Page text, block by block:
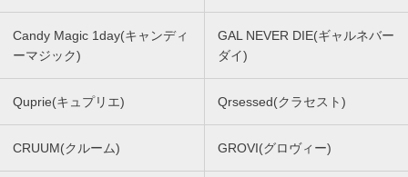
Candy Magic 1day(キャンディ
ーマジック)
GAL NEVER DIE(ギャルネバー
ダイ)
Quprie(キュプリエ) Qrsessed(クラセスト)
CRUUM(クルーム) GROVI(グロヴィー)